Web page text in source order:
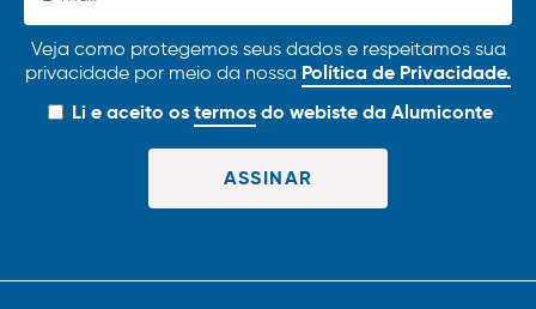
Veja como protegemos seus dados e respeitamos sua
privacidade por meio da nossa Política de Privacidade.
Li e aceito ostermosdo webiste da Alumiconte